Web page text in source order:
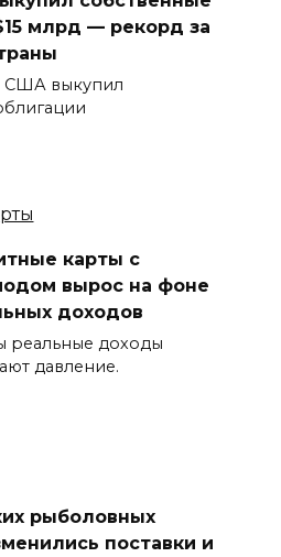
млрд — рекорд за
США выкупил
карты с
вырос на фоне
доходов
реальные доходы
давление.
рыболовных
поставки и